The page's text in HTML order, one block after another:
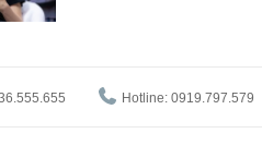
Hotline: 0919.797.579